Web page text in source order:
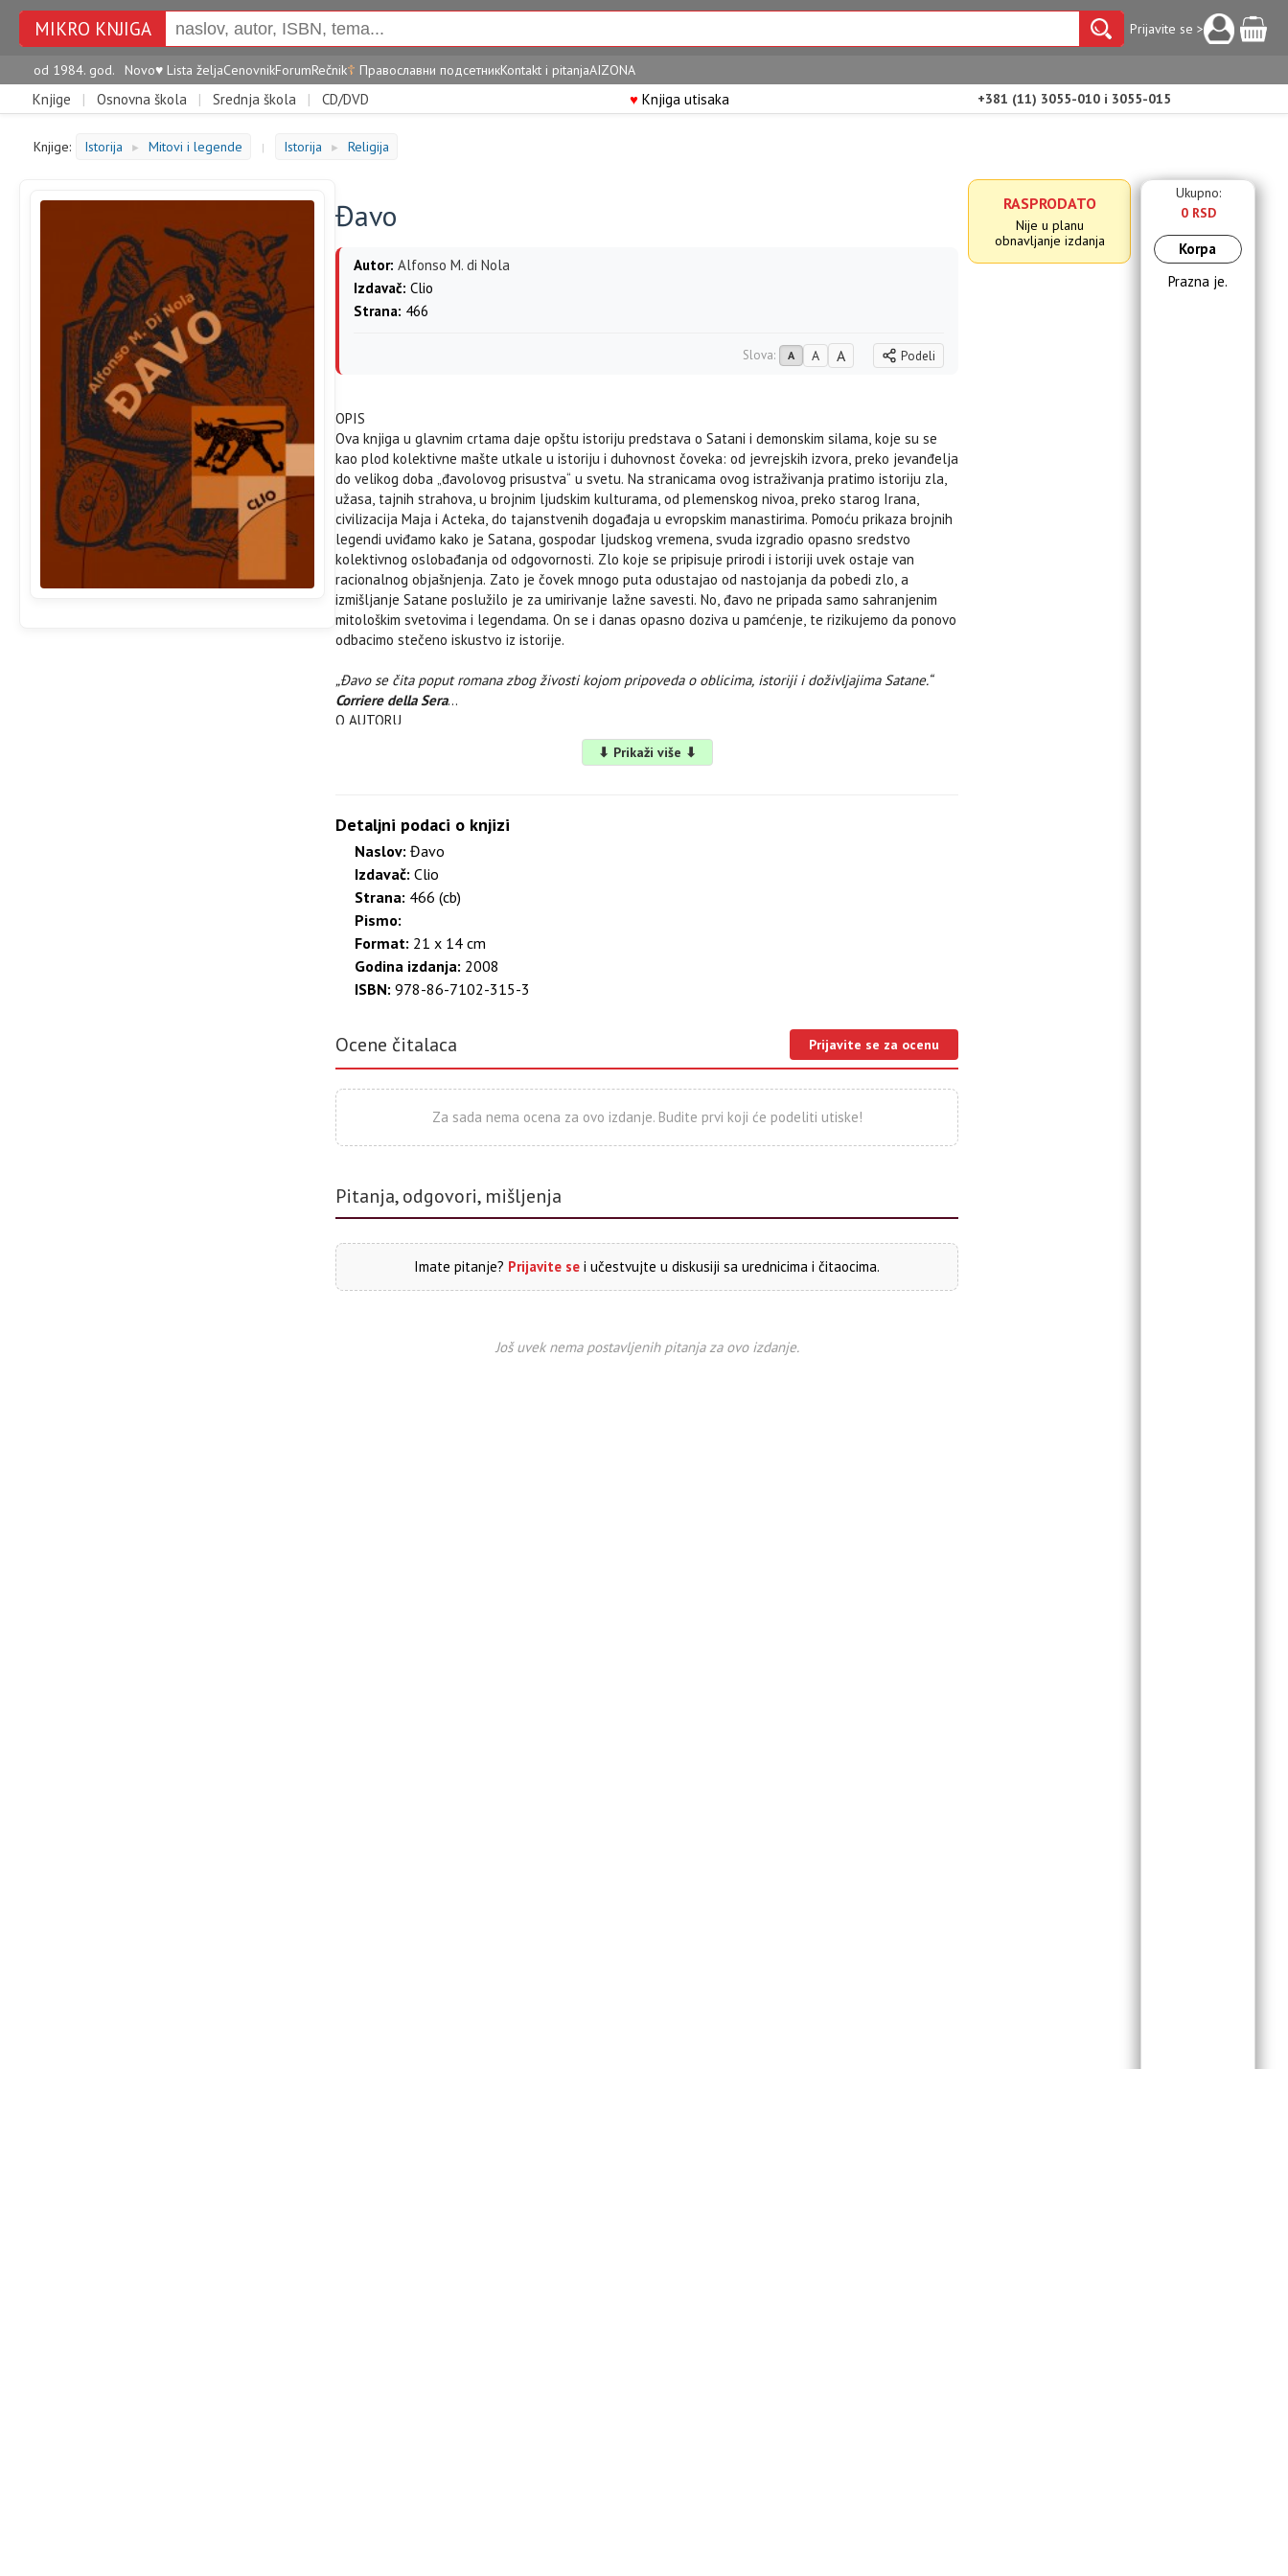
MIKRO KNJIGA Prijavite se >
od 1984. god. Novo♥ Lista željaCenovnikForumRečnik☦ Православни подсетникKontakt i pitanjaAIZONA
Knjige | Osnovna škola | Srednja škola | CD/DVD ♥Knjiga utisaka +381 (11) 3055-010 i 3055-015
Knjige: Istorija ► Mitovi i legende | Istorija ► Religija
Đavo
Autor: Alfonso M. di Nola
Izdavač: Clio
Strana: 466
Slova: A A A Podeli
OPIS
Ova knjiga u glavnim crtama daje opštu istoriju predstava o Satani i demonskim silama, koje su se
kao plod kolektivne mašte utkale u istoriju i duhovnost čoveka: od jevrejskih izvora, preko jevanđelja
do velikog doba „đavolovog prisustva“ u svetu. Na stranicama ovog istraživanja pratimo istoriju zla,
užasa, tajnih strahova, u brojnim ljudskim kulturama, od plemenskog nivoa, preko starog Irana,
civilizacija Maja i Acteka, do tajanstvenih događaja u evropskim manastirima. Pomoću prikaza brojnih
legendi uviđamo kako je Satana, gospodar ljudskog vremena, svuda izgradio opasno sredstvo
kolektivnog oslobađanja od odgovornosti. Zlo koje se pripisuje prirodi i istoriji uvek ostaje van
racionalnog objašnjenja. Zato je čovek mnogo puta odustajao od nastojanja da pobedi zlo, a
izmišljanje Satane poslužilo je za umirivanje lažne savesti. No, đavo ne pripada samo sahranjenim
mitološkim svetovima i legendama. On se i danas opasno doziva u pamćenje, te rizikujemo da ponovo
odbacimo stečeno iskustvo iz istorije.
„Đavo se čita poput romana zbog živosti kojom pripoveda o oblicima, istoriji i doživljajima Satane.“
Corriere della Sera
O AUTORU
(1926-1997) jedan je od najuglednijih proučavalaca istorije religija i
dugogodišnji profesor na Orijentalnom institutu Univerziteta u Napulju. Pored istorije religija,
ističuL’Arco di rovo (1985),Aspetti magico-religiosi di una cultura subalterna italiana
Antropologia religiosa
(1996).
⬇ Prikaži više ⬇
Detaljni podaci o knjizi
Naslov: Đavo
Izdavač: Clio
Strana: 466 (cb)
Pismo:
Format: 21 x 14 cm
Godina izdanja: 2008
ISBN: 978-86-7102-315-3
Ocene čitalaca Prijavite se za ocenu
Za sada nema ocena za ovo izdanje. Budite prvi koji će podeliti utiske!
Pitanja, odgovori, mišljenja
Imate pitanje? Prijavite se i učestvujte u diskusiji sa urednicima i čitaocima.
Još uvek nema postavljenih pitanja za ovo izdanje.
RASPRODATO
Nije u planu
obnavljanje izdanja
Ukupno:
0 RSD
Korpa
Prazna je.